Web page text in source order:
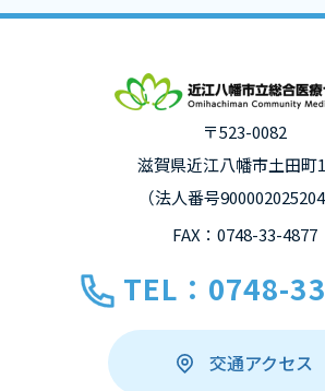
〒523-0082
滋賀県近江八幡市土田町
（法人番号
FAX：0748-33-4877
TEL：0748-
交通アクセス